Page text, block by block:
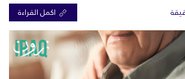
اكمل القراءة